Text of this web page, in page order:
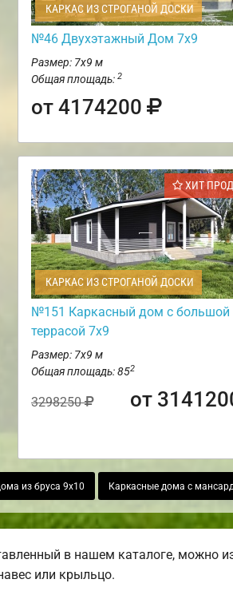
КАРКАС ИЗ СТРОГАНОЙ ДОСКИ
№46 Двухэтажный Дом 7х9
Размер: 7х9 м
Общая площадь: 2
от 4174200
ХИТ
КАРКАС ИЗ СТРОГАНОЙ ДОСКИ
№151 Каркасный дом с большой
террасой 7х9
Размер: 7х9 м
Общая площадь: 852
3298250 от
из бруса 9х10 Каркасные дома с
в нашем каталоге, можно
или крыльцо.